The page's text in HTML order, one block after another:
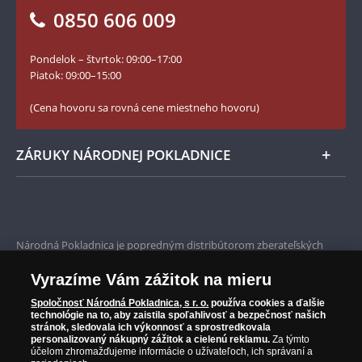
Numizmatické novinky
Facebook Národnej Pokladnice
YouTube Národnej Pokladnice
0850 606 009
Pondelok – štvrtok: 09:00–17:00
Piatok: 09:00–15:00
(Cena hovoru sa rovná cene miestneho hovoru)
ZÁRUKY NÁRODNEJ POKLADNICE
Iba originálne produkty
Národná Pokladnica je popredným distribútorom zberateľských
od roku 2010.
Národná Pokladnica je oficiálnym distribútorom numizmatických
emisií z viac ako 50 krajín, vrátane známych mincovní a emitentov
ako je Britská kráľovská mincovňa, Kráľovská kanadská mincovňa,
Parížska mincovňa, Nórska mincovňa, Fínska mincovňa alebo
Austrálska mincovňa Perth. Spoločnosť svojim zákazníkom a
Vyrazíme Vám zážitok na mieru
Spoločnosť Národná Pokladnica, s r. o. používa cookies a ďalšie
technológie na to, aby zaistila spoľahlivosť a bezpečnosť našich
stránok, sledovala ich výkonnosť a sprostredkovala
personalizovaný nákupný zážitok a cielenú reklamu. Za týmto
účelom zhromažďujeme informácie o užívateľoch, ich správaní a